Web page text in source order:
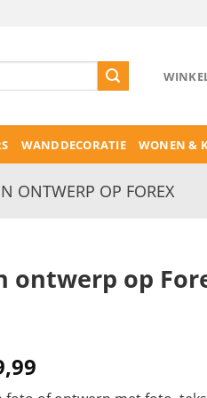
WANDDECORATIE WONEN &
ONTWERP OP FOREX
ontwerp op
€ 9,99